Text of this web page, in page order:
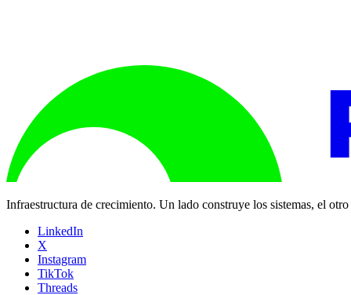
Infraestructura de crecimiento. Un lado construye los sistemas, el
LinkedIn
X
Instagram
TikTok
Threads